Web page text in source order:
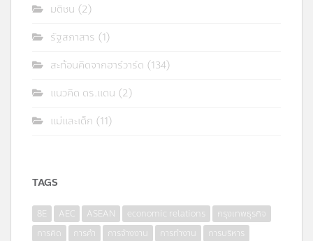
มติชน (2)
รัฐสภาสาร (1)
สะท้อนคิดจากฮาร์วาร์ด (134)
แนวคิด ดร.แดน (2)
แม่และเด็ก (11)
TAGS
8E AEC ASEAN economic relations
กรุงเทพธุรกิจ
การคิด
การค้า การจ้างงาน การทำงาน
การบริหาร